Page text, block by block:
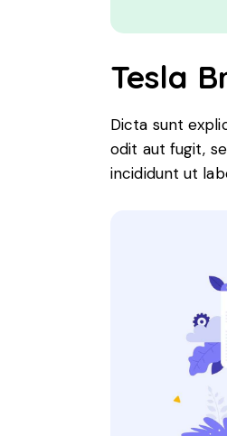
Tesla
Dicta sunt
odit aut fugit,
incididunt ut